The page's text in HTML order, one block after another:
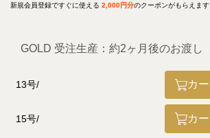
新規会員登録ですぐに使える 2,000円分のクーポンがもらえます
GOLD 受注生産：約2ヶ月後のお渡し
13号 カ
15号 カ